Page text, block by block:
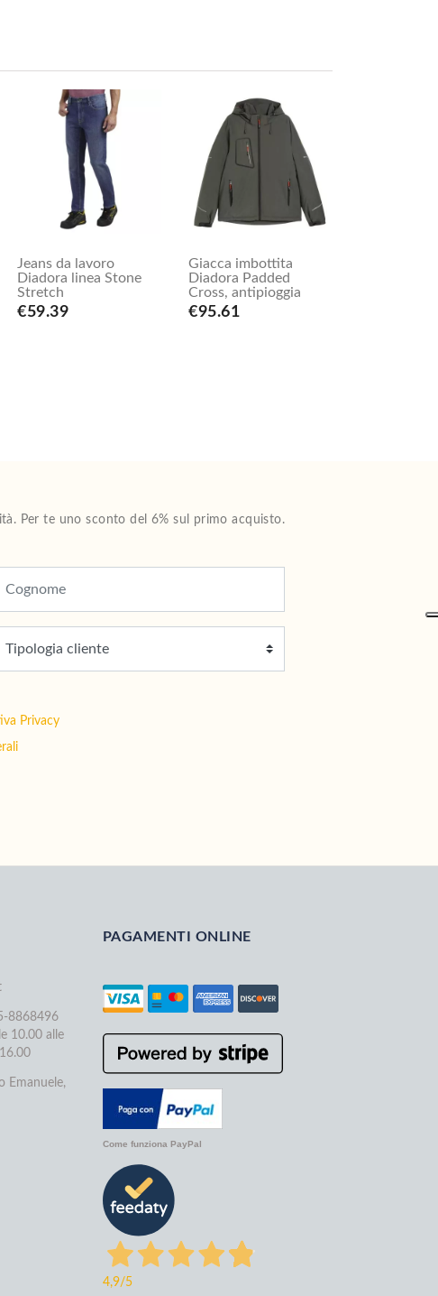
Jeans da lavoro
Diadora linea Stone
Stretch
€59.39
Giacca imbottita
Diadora Padded
Cross, antipioggia
€95.61
Per te uno sconto del 6% sul primo acquisto.
Privacy
8868496
10.00 alle
Emanuele,
PAGAMENTI ONLINE
Come funziona PayPal
4,9/5